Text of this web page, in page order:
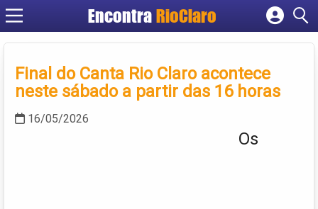
Encontra RioClaro
Cadastrar empresa
Criar conta
Final do Canta Rio Claro acontece
neste sábado a partir das 16 horas
16/05/2026
Os